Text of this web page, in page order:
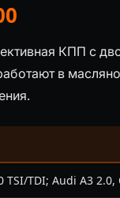
КПП с
в
TSI/TDI; Audi A3